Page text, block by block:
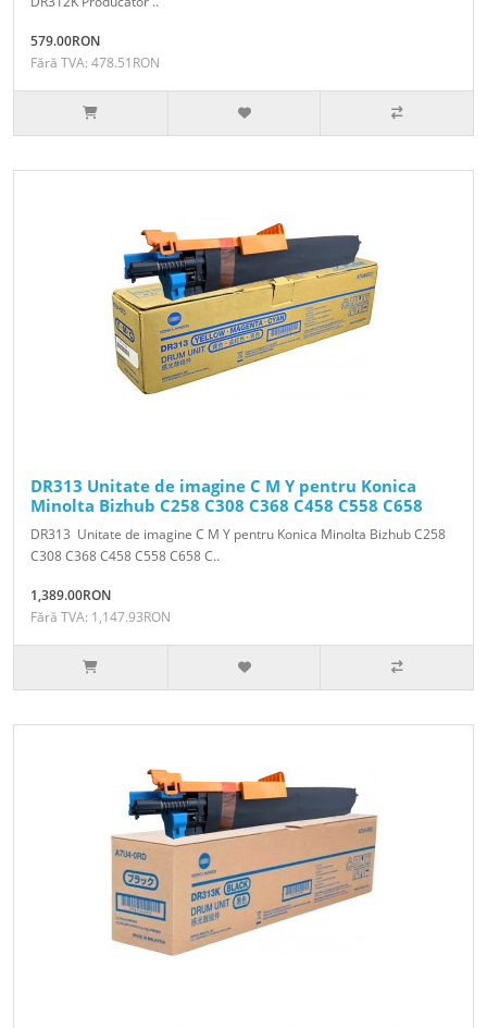
579.00RON
Fără TVA: 478.51RON
DR313 Unitate de imagine C M Y pentru Konica
Minolta Bizhub C258 C308 C368 C458 C558 C658
DR313 Unitate de imagine C M Y pentru Konica Minolta Bizhub C258
C308 C368 C458 C558 C658 C..
1,389.00RON
Fără TVA: 1,147.93RON